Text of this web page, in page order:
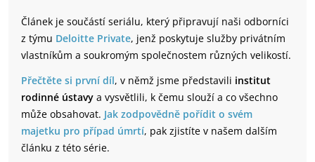
Článek je součástí seriálu, který připravují naši odborníci
z týmu Deloitte Private, jenž poskytuje služby privátním
vlastníkům a soukromým společnostem různých velikostí.
Přečtěte si první díl, v němž jsme představili institut
rodinné ústavy a vysvětlili, k čemu slouží a co všechno
může obsahovat. Jak zodpovědně pořídit o svém
majetku pro případ úmrtí, pak zjistíte v našem dalším
článku z této série.